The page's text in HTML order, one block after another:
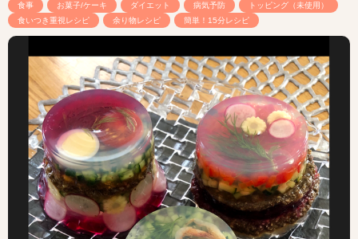
食事 お菓子/ケーキ ダイエット 病気予防
トッピング（未使用）
食いつき重視レシピ
余り物レシピ 簡単！15分レシピ